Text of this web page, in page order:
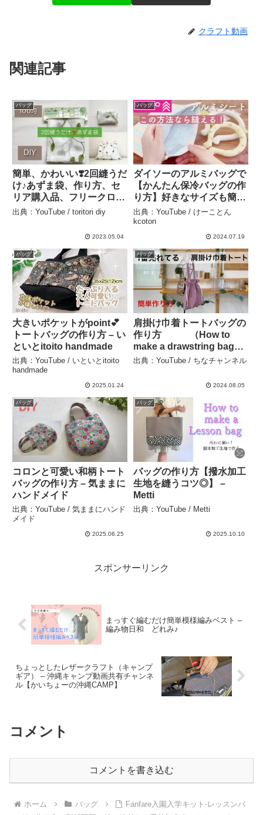
クラフト動画
関連記事
バッグ
簡単、かわいい❣️2回縫うだ
け♪あずま袋、作り方、セ
リア購入品、フリークロス
– toritori diy
出典：YouTube / toritori diy
2023.05.04
バッグ
ダイソーのアルミバッグで
【かんたん保冷バッグの作
り方】好きなサイズも簡単
– けーことん kcoton
出典：YouTube / けーことん
kcoton
2024.07.19
バッグ
大きいポケットがpoint︎💕︎
トートバッグの作り方 – い
といとitoito handmade
出典：YouTube / いといとitoito
handmade
2025.01.24
バッグ
肩掛け巾着トートバッグの
作り方 （How to
make a drawstring bag）
– ちなチャンネル
出典：YouTube / ちなチャンネル
2024.08.05
バッグ
コロンと可愛い和柄トート
バッグの作り方 – 気ままに
ハンドメイド
出典：YouTube / 気ままにハンド
メイド
2025.06.25
バッグ
バッグの作り方【撥水加工
生地を縫うコツ◎】 –
Metti
出典：YouTube / Metti
2025.10.10
スポンサーリンク
まっすぐ編むだけ簡単模様編みベスト –
編み物日和 どれみ♪
ちょっとしたレザークラフト（キャンプ
ギア） – 沖縄キャンプ動画共有チャンネ
ル【かいちょーの沖縄CAMP】
コメント
コメントを書き込む
ホーム バッグ
Fanfare入園入学キット-レッスンバ